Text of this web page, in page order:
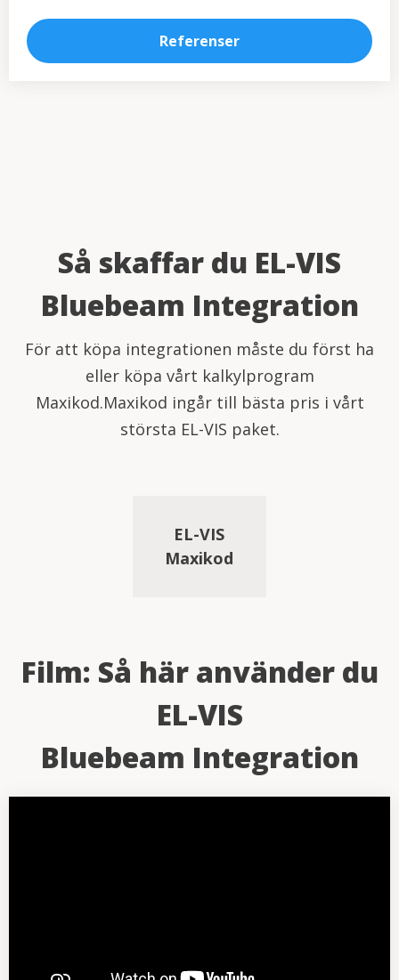
Referenser
Så skaffar du EL-VIS
Bluebeam Integration
För att köpa integrationen måste du först ha
eller köpa vårt kalkylprogram
Maxikod.Maxikod ingår till bästa pris i vårt
största EL-VIS paket.
EL-VIS
Maxikod
Film: Så här använder du
EL-VIS
Bluebeam Integration